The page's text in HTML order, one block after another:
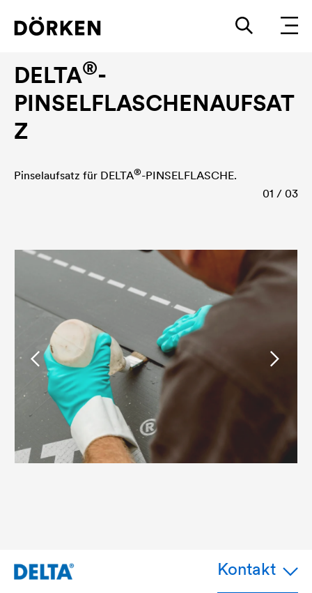
DELTA®-
PINSELFLASCHENAUFSAT
Z
Pinselaufsatz für DELTA®-PINSELFLASCHE.
01 / 03
Kontakt